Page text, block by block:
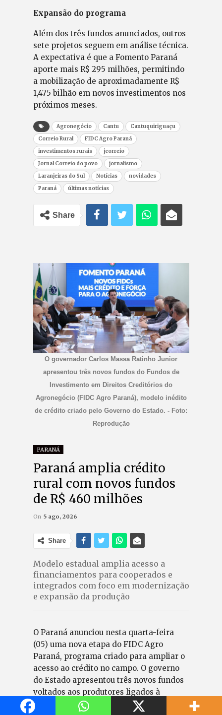
Expansão do programa
Além dos três fundos anunciados, outros
sete projetos seguem em análise técnica.
A expectativa é que a Fomento Paraná
aporte mais R$ 295 milhões, permitindo
a mobilização de aproximadamente R$
1,475 bilhão em novos investimentos nos
próximos meses.
Agronegócio Cantu
Cantuquiriguaçu
Correio Rural
FIDC Agro Paraná
investimentos rurais
jcorreio
Jornal Correio do povo
jornalismo
Laranjeiras do Sul
Notícias
novidades
Paraná
últimas notícias
Share
O governador Carlos Massa Ratinho Junior
apresentou três novos fundos do Fundos de
Investimento em Direitos Creditórios do
Agronegócio (FIDC Agro Paraná), modelo inédito
de crédito criado pelo Governo do Estado. - Foto:
Reprodução
PARANÁ
Paraná amplia crédito
rural com novos fundos
de R$ 460 milhões
On 5 ago, 2026
Share
Modelo estadual amplia acesso a
financiamentos para cooperados e
integrados com foco em modernização
e expansão da produção
O Paraná anunciou nesta quarta-feira
(05) uma nova etapa do FIDC Agro
Paraná, programa criado para ampliar o
acesso ao crédito no campo. O governo
do Estado apresentou três novos fundos
voltados aos produtores ligados à
Frivatti Industrial, Pluma Agroavícola e